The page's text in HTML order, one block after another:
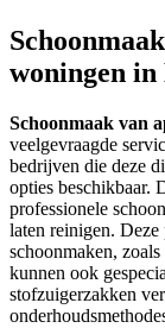
woningen in
Schoonmaak van
veelgevraagde
bedrijven die deze
opties beschikbaar.
professionele
laten reinigen.
schoonmaken,
kunnen ook
stofzuigerzakken